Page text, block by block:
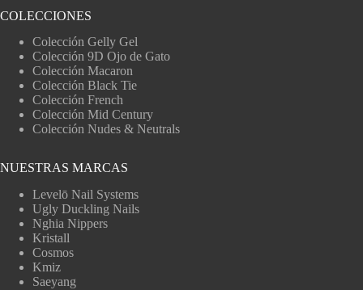
COLECCIONES
Colección Gelly Gel
Colección 9D Ojo de Gato
Colección Macaron
Colección Black Tie
Colección French
Colección Mid Century
Colección Nudes & Neutrals
NUESTRAS MARCAS
Levelō Nail Systems
Ugly Duckling Nails
Nghia Nippers
Kristall
Cosmos
Kmiz
Saeyang